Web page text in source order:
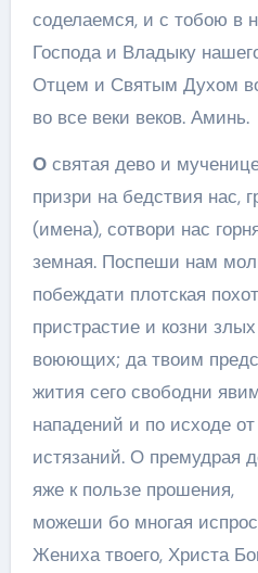
соделаемся, и с тобою в
Господа и Владыку
Отцем и Святым Духом
во все веки веков. Аминь.
Освятая дево и
призри на бедствия нас,
(имена), сотвори нас
земная. Поспеши нам
побеждати плотская
пристрастие и козни
воюющих; да твоим
жития сего свободни
нападений и по исходе
истязаний. О премудрая
яже к пользе прошения,
можеши бо многая
Жениха твоего, Христа